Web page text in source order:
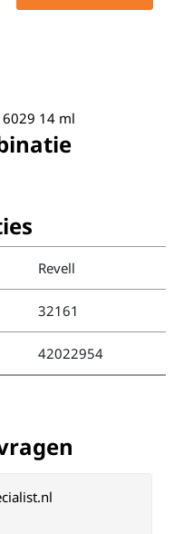
6029 14 ml
Revell
32161
42022954